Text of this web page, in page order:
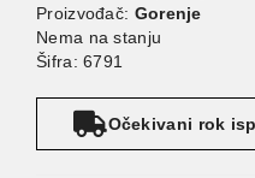
Proizvođač: Gorenje
Nema na stanju
Šifra: 6791
Očekivani rok